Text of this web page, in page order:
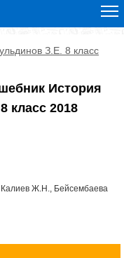
З.Е. 8 класс
История
класс 2018
Калиев Ж.Н., Бейсембаева